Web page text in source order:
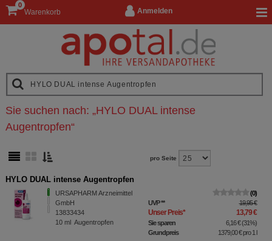
Anmelden
Warenkorb
0
Sie suchen nach: „HYLO DUAL intense
Augentropfen“
pro Seite
HYLO DUAL intense Augentropfen
URSAPHARM Arzneimittel
GmbH
13833434
10 ml Augentropfen
0
UVP** 19,95 €
Unser Preis* 13,79 €
Sie sparen 6,16 €(31%)
Grundpreis
1379,00 €pro 1 l